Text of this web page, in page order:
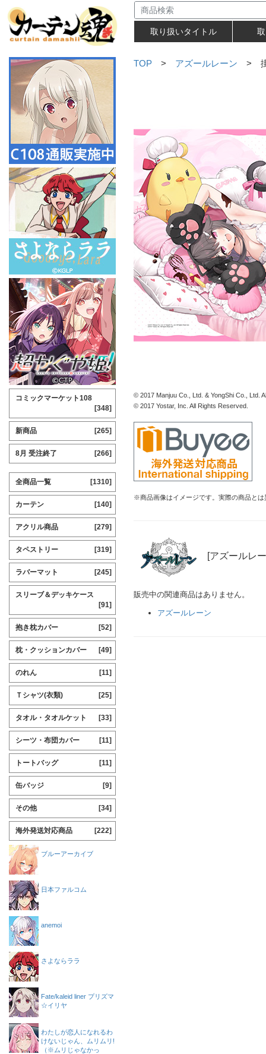
取り扱いタイトル
TOP > アズールレーン > 掛
© 2017 Manjuu Co., Ltd. & YongShi Co., Ltd.
© 2017 Yostar, Inc. All Rights Reserved.
※商品画像はイメージです。実際の商品と
[アズールレ
販売中の関連商品はありません。
アズールレーン
コミックマーケット108
[348]
新商品 [265]
8月 受注終了 [266]
全商品一覧 [1310]
カーテン [140]
アクリル商品 [279]
タペストリー [319]
ラバーマット [245]
スリーブ＆デッキケース
[91]
抱き枕カバー [52]
枕・クッションカバー [49]
のれん [11]
Ｔシャツ(衣類) [25]
タオル・タオルケット [33]
シーツ・布団カバー [11]
トートバッグ [11]
缶バッジ [9]
その他 [34]
海外発送対応商品 [222]
ブルーアーカイブ
日本ファルコム
anemoi
さよならララ
Fate/kaleid liner プリズマ
☆イリヤ
わたしが恋人になれるわ
けないじゃん、ムリムリ!
（※ムリじゃなかっ